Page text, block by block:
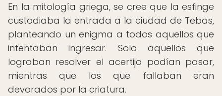
En la mitología griega, se cree que la esfinge
custodiaba la entrada a la ciudad de Tebas,
planteando un enigma a todos aquellos que
intentaban ingresar. Solo aquellos que
lograban resolver el acertijo podían pasar,
mientras que los que fallaban eran
devorados por la criatura.